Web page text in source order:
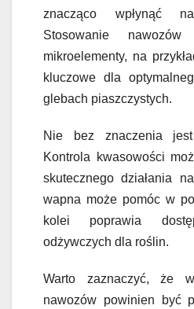
znacząco wpłynąć
Stosowanie
mikroelementy, na
kluczowe dla
glebach piaszczystych.
Nie bez znaczenia
Kontrola kwasowości
skutecznego działania
wapna może pomóc w
kolei poprawia
odżywczych dla roślin.
Warto zaznaczyć, że
nawozów powinien być